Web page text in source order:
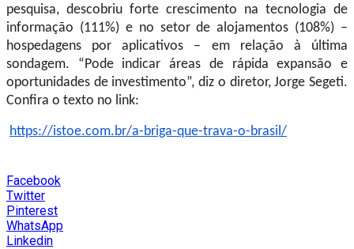
pesquisa, descobriu forte crescimento na tecnologia de
informação (111%) e no setor de alojamentos (108%) –
hospedagens por aplicativos – em relação à última
sondagem. “Pode indicar áreas de rápida expansão e
oportunidades de investimento”, diz o diretor, Jorge Segeti.
Confira o texto no link:
https://istoe.com.br/a-briga-que-trava-o-brasil/
Facebook
Twitter
Pinterest
WhatsApp
Linkedin